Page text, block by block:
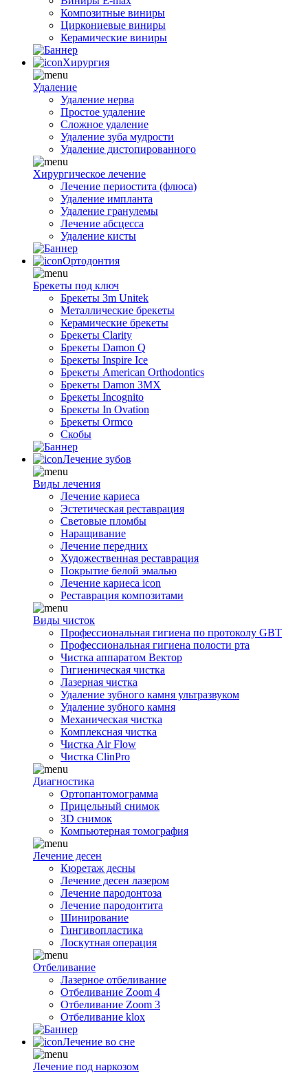
Композитные виниры
Циркониевые виниры
Керамические виниры
Хирургия
Удаление
Удаление нерва
Простое удаление
Сложное удаление
Удаление зуба мудрости
Удаление дистопированного
Хирургическое лечение
Лечение периостита (флюса)
Удаление импланта
Удаление гранулемы
Лечение абсцесса
Удаление кисты
Ортодонтия
Брекеты под ключ
Брекеты 3m Unitek
Металлические брекеты
Керамические брекеты
Брекеты Clarity
Брекеты Damon Q
Брекеты Inspire Ice
Брекеты American Orthodontics
Брекеты Damon 3MX
Брекеты Incognito
Брекеты In Ovation
Брекеты Ormco
Скобы
Лечение зубов
Виды лечения
Лечение кариеса
Эстетическая реставрация
Световые пломбы
Наращивание
Лечение передних
Художественная реставрация
Покрытие белой эмалью
Лечение кариеса icon
Реставрация композитами
Виды чисток
Профессиональная гигиена по протоколу GBT
Профессиональная гигиена полости рта
Чистка аппаратом Вектор
Гигиеническая чистка
Лазерная чистка
Удаление зубного камня ультразвуком
Удаление зубного камня
Механическая чистка
Комплексная чистка
Чистка Air Flow
Чистка ClinPro
Диагностика
Ортопантомограмма
Прицельный снимок
3D снимок
Компьютерная томография
Лечение десен
Кюретаж десны
Лечение десен лазером
Лечение пародонтоза
Лечение пародонтита
Шинирование
Гингивопластика
Лоскутная операция
Отбеливание
Лазерное отбеливание
Отбеливание Zoom 4
Отбеливание Zoom 3
Отбеливание klox
Лечение во сне
Лечение под наркозом